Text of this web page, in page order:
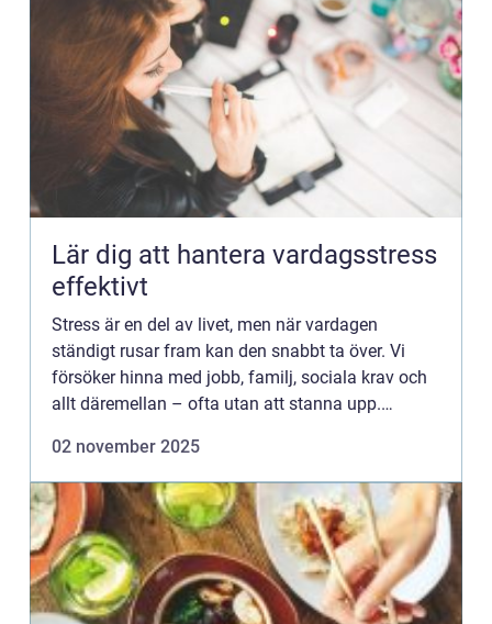
Lär dig att hantera vardagsstress
effektivt
Stress är en del av livet, men när vardagen
ständigt rusar fram kan den snabbt ta över. Vi
försöker hinna med jobb, familj, sociala krav och
allt däremellan – ofta utan att stanna upp.
02 november 2025